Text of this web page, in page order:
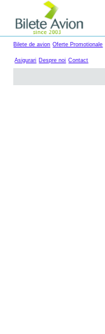
Bilete de avion Oferte Promotionale
Asigurari Despre noi Contact